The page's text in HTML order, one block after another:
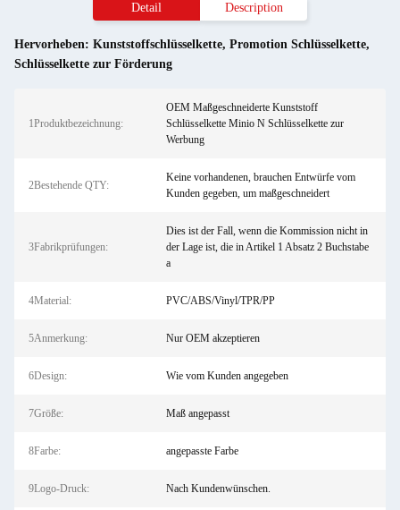
Detail Description
Hervorheben: Kunststoffschlüsselkette, Promotion Schlüsselkette,
Schlüsselkette zur Förderung
1Produktbezeichnung:
OEM Maßgeschneiderte Kunststoff
Schlüsselkette Minio N Schlüsselkette zur
Werbung
2Bestehende QTY:
Keine vorhandenen, brauchen Entwürfe vom
Kunden gegeben, um maßgeschneidert
3Fabrikprüfungen:
Dies ist der Fall, wenn die Kommission nicht in
der Lage ist, die in Artikel 1 Absatz 2 Buchstabe
a
4Material: PVC/ABS/Vinyl/TPR/PP
5Anmerkung: Nur OEM akzeptieren
6Design: Wie vom Kunden angegeben
7Größe: Maß angepasst
8Farbe: angepasste Farbe
9Logo-Druck: Nach Kundenwünschen.